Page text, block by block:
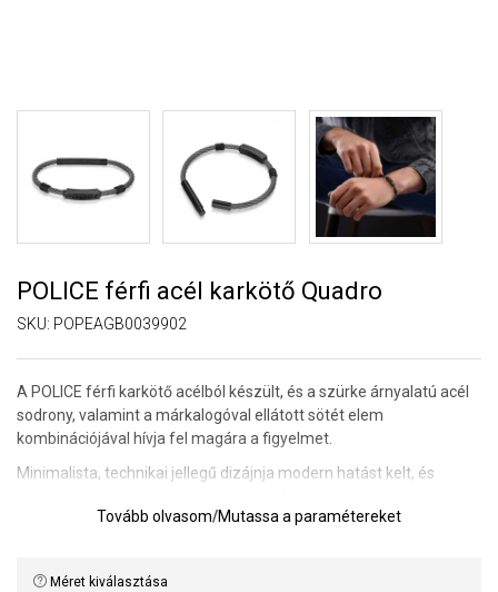
POLICE férfi acél karkötő Quadro
SKU: POPEAGB0039902
A POLICE férfi karkötő acélból készült, és a szürke árnyalatú acél
sodrony, valamint a márkalogóval ellátott sötét elem
kombinációjával hívja fel magára a figyelmet.
Minimalista, technikai jellegű dizájnja modern hatást kelt, és
Tovább olvasom/Mutassa a paramétereket
Méret kiválasztása